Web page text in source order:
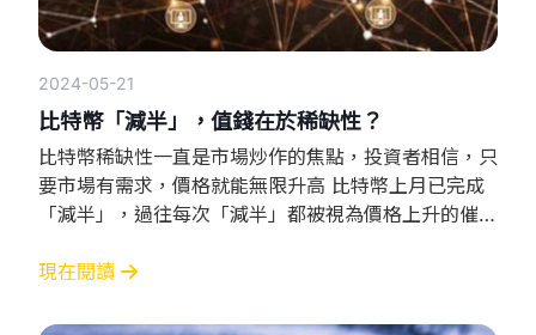
2024-05-21
比特幣「減半」，值錢在於稀缺性？
比特幣稀缺性一直是市場炒作的焦點，投資者相信，只
要市場有需求，價格就能無限升高 比特幣上月已完成
「減半」，過往每次「減半」都被視為價格上升的催化
分別升93倍、30倍、8倍。不過以往減半後並非立即
什麼是減半？ 自2009年比特幣面世以來，已經歷4次
現在閱讀